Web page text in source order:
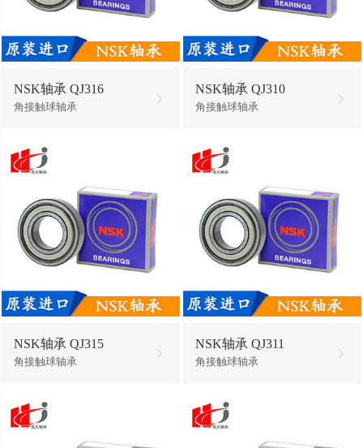
NSK轴承 QJ316
角接触球轴承
NSK轴承 QJ310
角接触球轴承
NSK轴承 QJ315
角接触球轴承
NSK轴承 QJ311
角接触球轴承